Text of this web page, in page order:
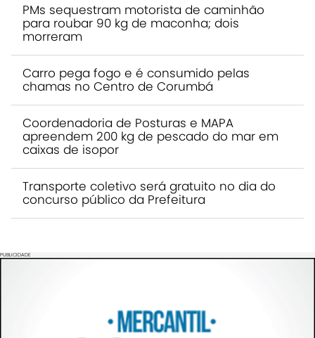
PMs sequestram motorista de caminhão
para roubar 90 kg de maconha; dois
morreram
Carro pega fogo e é consumido pelas
chamas no Centro de Corumbá
Coordenadoria de Posturas e MAPA
apreendem 200 kg de pescado do mar em
caixas de isopor
Transporte coletivo será gratuito no dia do
concurso público da Prefeitura
PUBLICIDADE